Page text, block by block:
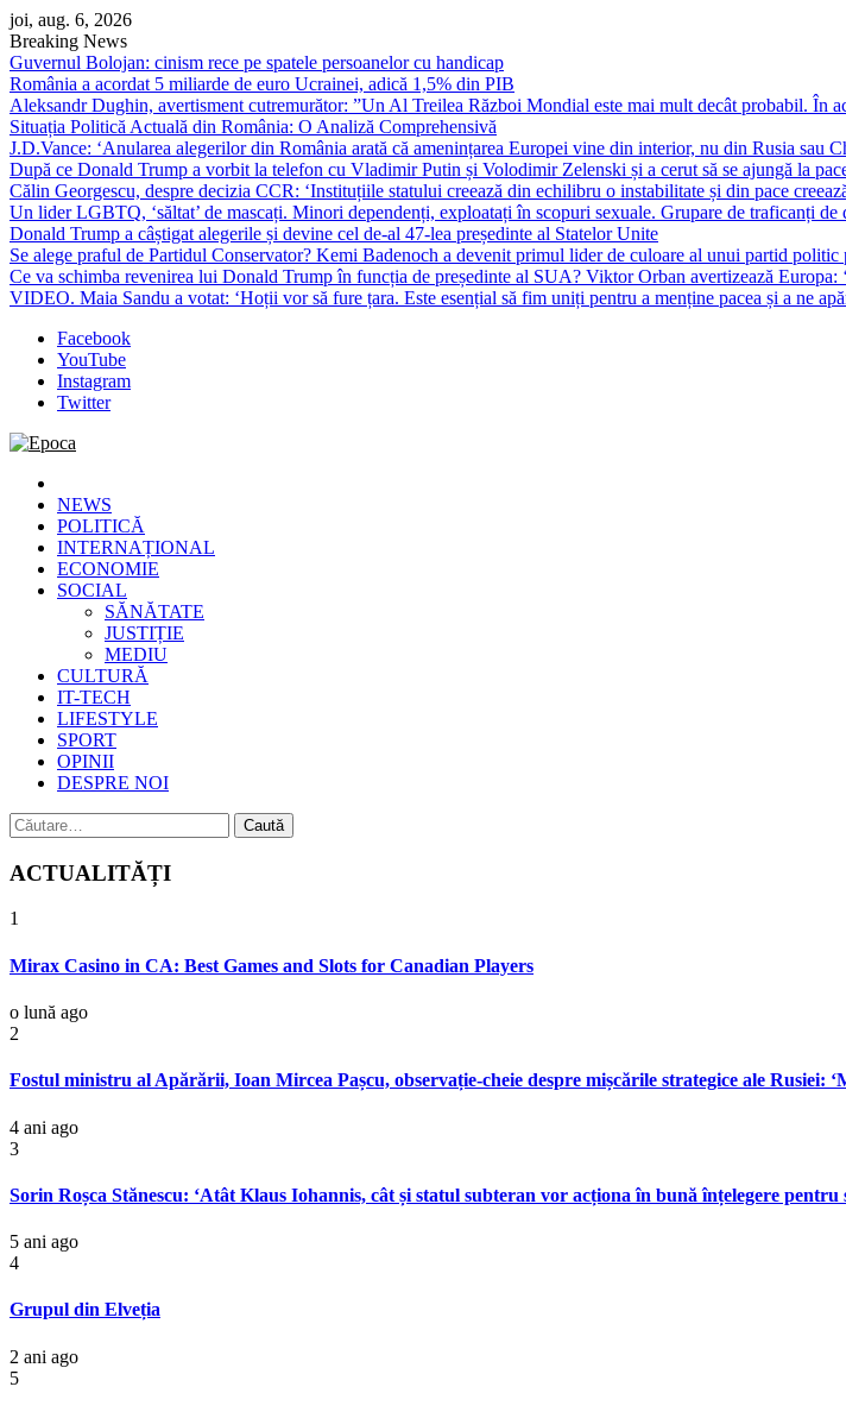
Skip
to
content
joi, aug. 6, 2026
Breaking News
Guvernul Bolojan: cinism rece pe spatele persoanelor cu handicap
România a acordat 5 miliarde de euro Ucrainei, adică 1,5% din PIB
Aleksandr Dughin, avertisment cutremurător: ”Un Al Treilea Război Mondial este mai mult decât probabil. În
Situația Politică Actuală din România: O Analiză Comprehensivă
J.D.Vance: ‘Anularea alegerilor din România arată că amenințarea Europei vine din interior, nu din Rusia sau
După ce Donald Trump a vorbit la telefon cu Vladimir Putin și Volodimir Zelenski și a cerut să se ajungă la
Călin Georgescu, despre decizia CCR: ‘Instituțiile statului creează din echilibru o instabilitate și din pace
Un lider LGBTQ, ‘săltat’ de mascați. Minori dependenți, exploatați în scopuri sexuale. Grupare de traficanți
Donald Trump a câștigat alegerile și devine cel de-al 47-lea președinte al Statelor Unite
Se alege praful de Partidul Conservator? Kemi Badenoch a devenit primul lider de culoare al unui partid
Ce va schimba revenirea lui Donald Trump în funcția de președinte al SUA? Viktor Orban avertizează Europa:
VIDEO. Maia Sandu a votat: ‘Hoții vor să fure țara. Este esențial să fim uniți pentru a menține pacea și a ne
Facebook
YouTube
Instagram
Twitter
Epoca
Cele mai noi știri online din România
NEWS
POLITICĂ
INTERNAȚIONAL
ECONOMIE
SOCIAL
SĂNĂTATE
JUSTIȚIE
MEDIU
CULTURĂ
IT-TECH
LIFESTYLE
SPORT
OPINII
DESPRE NOI
Caută
după:
ACTUALITĂȚI
1
Mirax Casino in CA: Best Games and Slots for Canadian Players
o lună ago
2
Fostul ministru al Apărării, Ioan Mircea Pașcu, observație-cheie despre mișcările strategice ale Rusiei:
4 ani ago
3
Sorin Roșca Stănescu: ‘Atât Klaus Iohannis, cât și statul subteran vor acționa în bună înțelegere
5 ani ago
4
Grupul din Elveția
2 ani ago
5